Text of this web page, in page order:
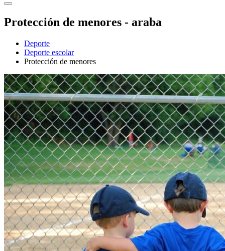
Protección de menores - araba
Deporte
Deporte escolar
Protección de menores